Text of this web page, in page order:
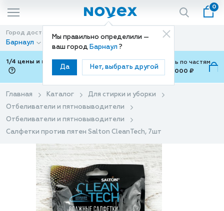
Мы правильно определили —
ваш город Барнаул ?
Да Нет, выбрать другой
0
Город доставки
Барнаул
Способ доставки
Доставка
1/4 цены и покупки ваши с Подели
Можно оплатить по частям
от 700 ₽ до 15,000 ₽
Главная Каталог
Для стирки и уборки
Отбеливатели и пятновыводители
Отбеливатели и пятновыводители
Салфетки против пятен Salton CleanTech, 7шт